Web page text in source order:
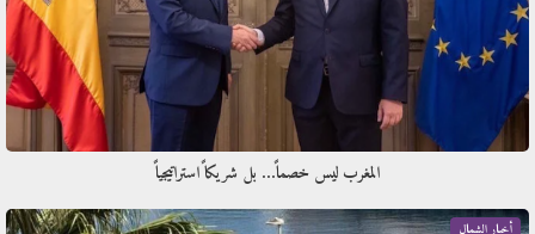
المغرب ليس خصماً… بل شريكاً استراتيجياً
أخبار الشمال